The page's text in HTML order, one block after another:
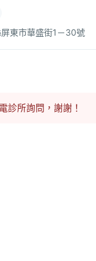
東市華盛街1－30號
診所詢問，謝謝！